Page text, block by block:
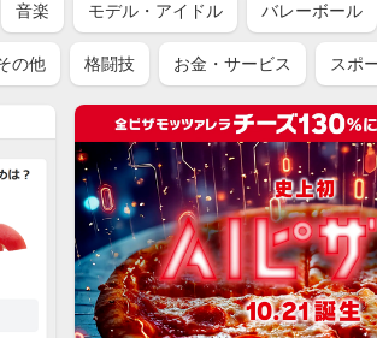
音楽 モデル・アイドル バレーボール
の他 格闘技 お金・サービス スポ